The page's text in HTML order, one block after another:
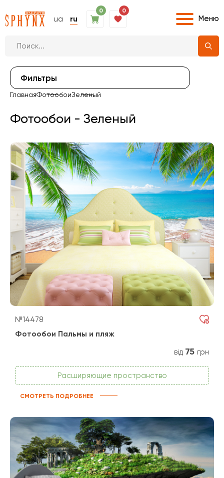
ua ru
0 0
Меню
Фильтры
ГлавнаяФотообоиЗеленый
Фотообои - Зеленый
№14478
Фотообои Пальмы и пляж
від 75 грн
Расширяющие пространство
СМОТРЕТЬ ПОДРОБНЕЕ